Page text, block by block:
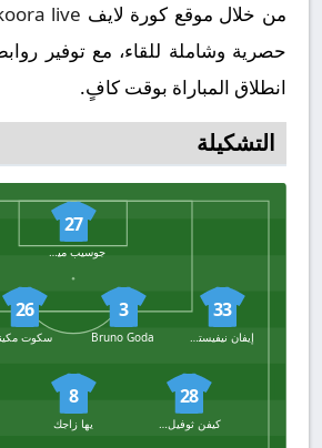
من خلال موقع كورة لايف live
حصرية وشاملة للقاء، مع توفير
انطلاق المباراة بوقت كافٍ.
التشكيلة
27
جوسيب ميشيتش
33
إيفان نيفيستيتش
3
Bruno Goda
26
سكوت
28
8
يها زاجك